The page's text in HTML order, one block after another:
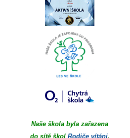
Naše škola byla zařazena
do sítě škol Rodiče vítáni.